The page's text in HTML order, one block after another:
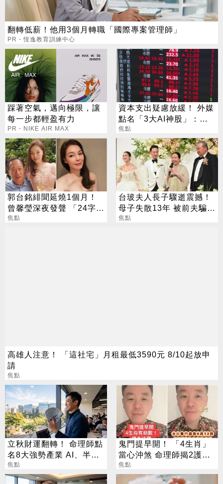
翻轉低薪！他用3個月轉職「國際專案管理師」
PR・恆逸教育訓練中心
踩著空氣，邁向極限，讓
每一步都輕盈有力
PR・NIKE AIR MAX
資本支出疑慮放緩！ 外媒
點名「3大AI神股」：沒
它不行
焦點
郭台銘緋聞延燒1個月！
曾馨瑩深夜發聲 「24字」
吐盡最心繫的事
焦點
台玻夫人長子驟逝震撼！
母子失散13年 被前夫騙
「愛兒已夭折」
焦點
高雄人注意！ 「這社宅」月租最低3590元 8/10起放申
請
焦點
立秋財運翻轉！ 命理師點
名8大強勢產業 AI、半導
體成最強黑馬
焦點
鬼門提早開！ 「4生肖」
當心沖煞 命理師揭2護身
法寶
焦點